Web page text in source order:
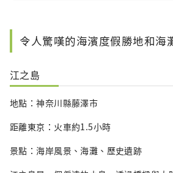
令人驚嘆的海濱度假勝地和海
江之島
地點：神奈川縣藤澤市
距離東京：火車約1.5小時
景點：海岸風景、海灘、歷史遺跡